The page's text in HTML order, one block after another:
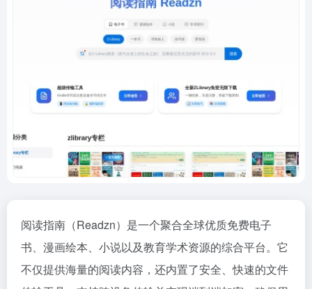
阅读指南（Readzn）是一个聚合全球优质免费电子
书、漫画绘本、小说以及教育学术资源的综合平台。它
不仅提供海量的阅读内容，还内置了安全、快速的文件